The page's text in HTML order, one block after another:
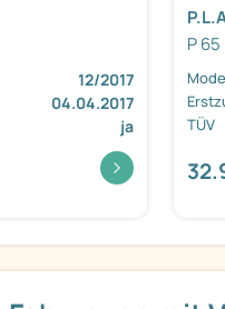
12/2017
04.04.2017
ja
P 65
TÜV